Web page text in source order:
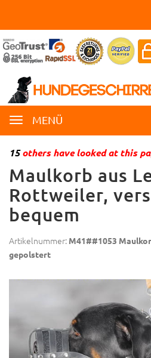
MENÜ
15others have looked at this
Maulkorb aus
Rottweiler,
bequem
Artikelnummer: M41##1053
gepolstert